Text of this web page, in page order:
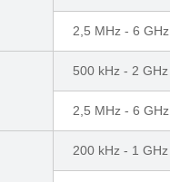
2,5 MHz - 6 GHz
500 kHz - 2 GHz
2,5 MHz - 6 GHz
200 kHz - 1 GHz